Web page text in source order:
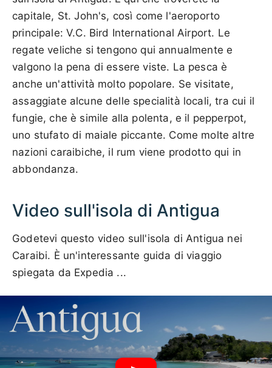
capitale, St. John's, così come l'aeroporto
principale: V.C. Bird International Airport. Le
regate veliche si tengono qui annualmente e
valgono la pena di essere viste. La pesca è
anche un'attività molto popolare. Se visitate,
assaggiate alcune delle specialità locali, tra cui il
fungie, che è simile alla polenta, e il pepperpot,
uno stufato di maiale piccante. Come molte altre
nazioni caraibiche, il rum viene prodotto qui in
abbondanza.
Video sull'isola di Antigua
Godetevi questo video sull'isola di Antigua nei
Caraibi. È un'interessante guida di viaggio
spiegata da Expedia ...